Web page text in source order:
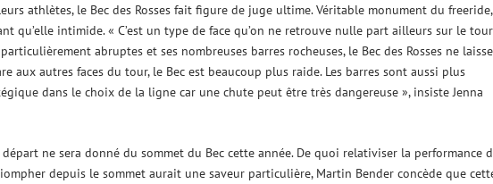
athlètes, le Bec des Rosses fait figure de juge ultime. Véritable monument du freeride,
qu’elle intimide. « C’est un type de face qu’on ne retrouve nulle part ailleurs sur le
abruptes et ses nombreuses barres rocheuses, le Bec des Rosses ne laisse
aux autres faces du tour, le Bec est beaucoup plus raide. Les barres sont aussi plus
dans le choix de la ligne car une chute peut être très dangereuse », insiste Jenna
ne sera donné du sommet du Bec cette année. De quoi relativiser la performance
depuis le sommet aurait une saveur particulière, Martin Bender concède que